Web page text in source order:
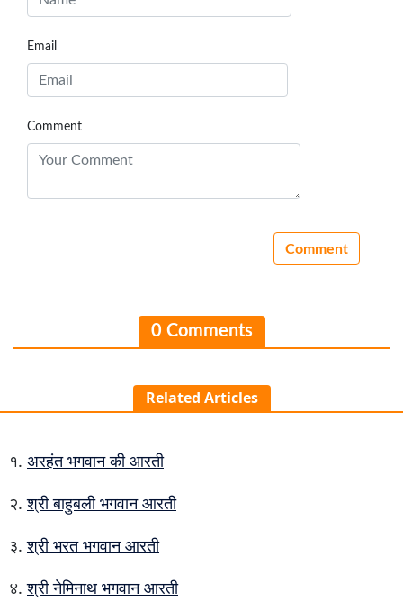
Email
Comment
0 Comments
Related Articles
अरहंत भगवान की आरती
श्री बाहुबली भगवान आरती
श्री भरत भगवान आरती
श्री नेमिनाथ भगवान आरती